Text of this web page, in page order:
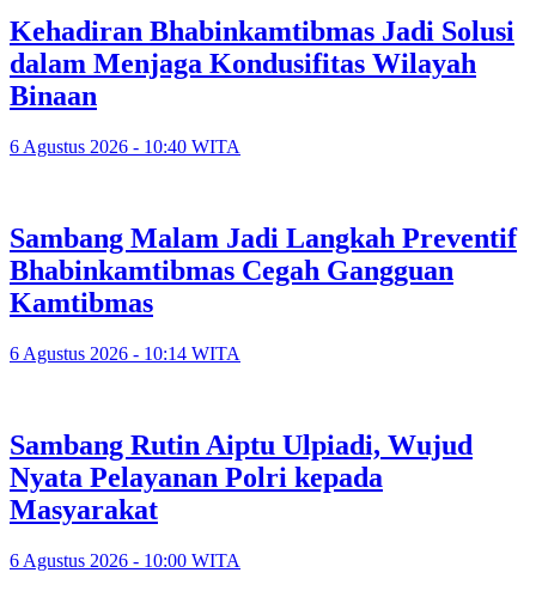
Kehadiran Bhabinkamtibmas Jadi Solusi
dalam Menjaga Kondusifitas Wilayah
Binaan
6 Agustus 2026 - 10:40 WITA
Sambang Malam Jadi Langkah Preventif
Bhabinkamtibmas Cegah Gangguan
Kamtibmas
6 Agustus 2026 - 10:14 WITA
Sambang Rutin Aiptu Ulpiadi, Wujud
Nyata Pelayanan Polri kepada
Masyarakat
6 Agustus 2026 - 10:00 WITA